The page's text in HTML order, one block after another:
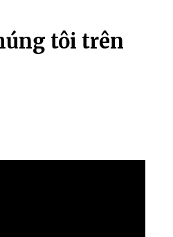
tôi trên